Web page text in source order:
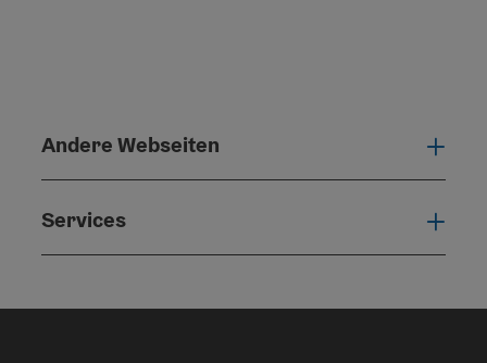
Andere Webseiten
Services